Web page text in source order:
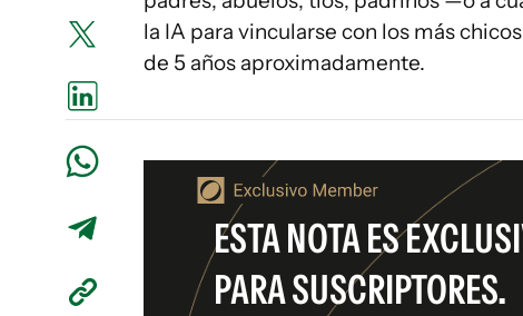
la IA para vincularse con los más
de 5 años aproximadamente.
ESTA NOTA ES
PARA SUSCRIPTORES.